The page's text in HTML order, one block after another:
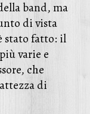
band, ma
di vista
stato fatto: il
varie e
che
di